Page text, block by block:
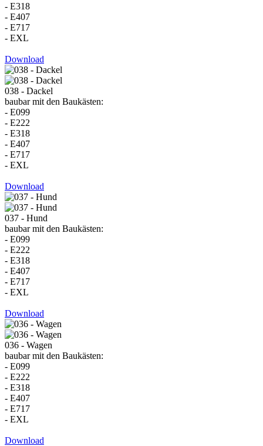
- E318
- E407
- E717
- EXL
Download
038 - Dackel
baubar mit den Baukästen:
- E099
- E222
- E318
- E407
- E717
- EXL
Download
037 - Hund
baubar mit den Baukästen:
- E099
- E222
- E318
- E407
- E717
- EXL
Download
036 - Wagen
baubar mit den Baukästen:
- E099
- E222
- E318
- E407
- E717
- EXL
Download